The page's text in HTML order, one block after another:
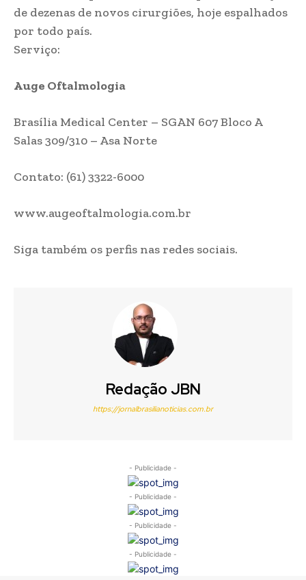
de dezenas de novos cirurgiões, hoje espalhados
por todo país.
Serviço:
Auge Oftalmologia
Brasília Medical Center – SGAN 607 Bloco A
Salas 309/310 – Asa Norte
Contato: (61) 3322-6000
www.augeoftalmologia.com.br
Siga também os perfis nas redes sociais.
Redação JBN
https://jornalbrasilianoticias.com.br
- Publicidade -
- Publicidade -
- Publicidade -
- Publicidade -